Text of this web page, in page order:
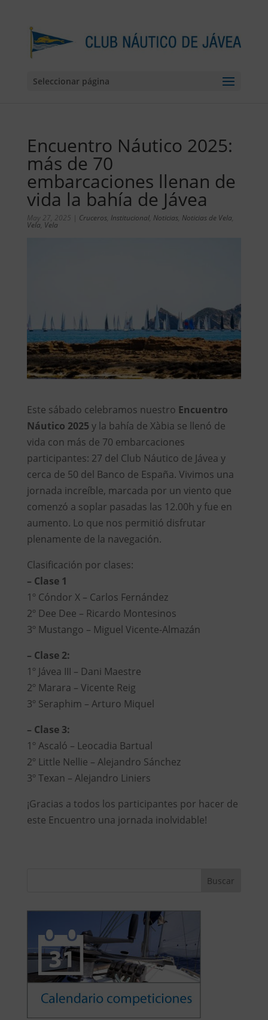
Seleccionar página
Encuentro Náutico 2025:
más de 70
embarcaciones llenan de
vida la bahía de Jávea
May 27, 2025 | Cruceros, Institucional, Noticias, Noticias de Vela
Vela Vela
Este sábado celebramos nuestro Encuentro
Náutico 2025 y la bahía de Xàbia se llenó de
vida con más de 70 embarcaciones
participantes: 27 del Club Náutico de Jávea y
cerca de 50 del Banco de España. Vivimos una
jornada increíble, marcada por un viento que
comenzó a soplar pasadas las 12.00h y fue en
aumento. Lo que nos permitió disfrutar
plenamente de la navegación.
Clasificación por clases:
– Clase 1
1º Cóndor X – Carlos Fernández
2º Dee Dee – Ricardo Montesinos
3º Mustango – Miguel Vicente-Almazán
– Clase 2:
1º Jávea III – Dani Maestre
2º Marara – Vicente Reig
3º Seraphim – Arturo Miquel
– Clase 3:
1º Ascaló – Leocadia Bartual
2º Little Nellie – Alejandro Sánchez
3º Texan – Alejandro Liniers
¡Gracias a todos los participantes por hacer de
este Encuentro una jornada inolvidable!